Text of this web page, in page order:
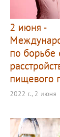
2 июня -
по борьбе
пищевого
2022 г., 2 июня